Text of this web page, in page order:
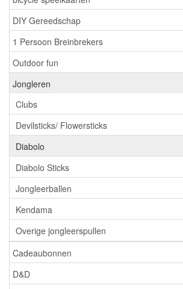
DIY Gereedschap
1 Persoon Breinbrekers
Outdoor fun
Jongleren
Clubs
Devilsticks/ Flowersticks
Diabolo
Diabolo Sticks
Jongleerballen
Kendama
Overige jongleerspullen
Cadeaubonnen
D&D